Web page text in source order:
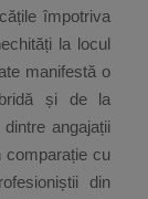
împotriva
la locul
manifestă o
și de la
angajații
cu
din